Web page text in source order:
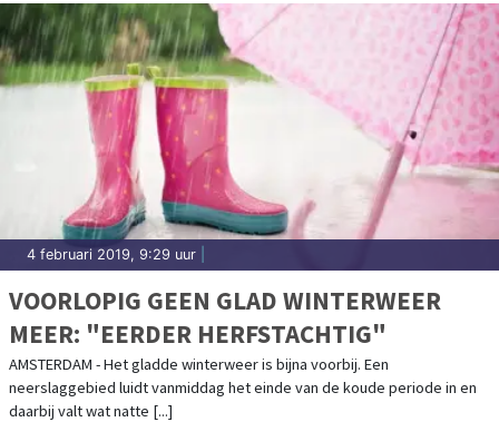
4 februari 2019, 9:29 uur
VOORLOPIG GEEN GLAD WINTERWEER
MEER: "EERDER HERFSTACHTIG"
AMSTERDAM - Het gladde winterweer is bijna voorbij. Een
neerslaggebied luidt vanmiddag het einde van de koude periode in en
daarbij valt wat natte [...]